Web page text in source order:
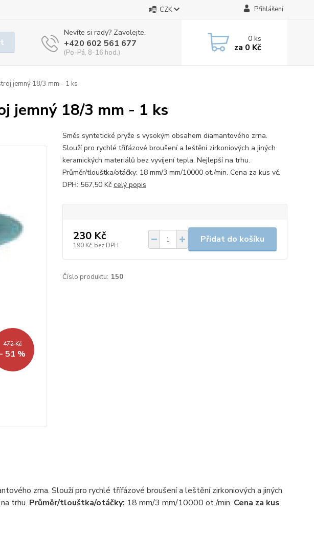
CZK Přihlášení
Nevíte si rady? Zavolejte.
+420 602 561 677
(Po-Pá, 8-16 hod.)
0ks
za 0 Kč
jemný 18/3 mm - 1 ks
jemný 18/3 mm - 1 ks
472 Kč
- 51 %
Směs syntetické pryže s vysokým obsahem diamantového zrna.
Slouží pro rychlé třífázové broušení a leštění zirkoniových a jiných
keramických materiálů bez vyvíjení tepla. Nejlepší na trhu.
Průměr/tlouštka/otáčky: 18 mm/3 mm/10000 ot./min. Cena za kus vč.
DPH: 567,50 Kč celý popis
230 Kč
190 Kč bez DPH
Přidat do košíku
Číslo produktu: 150
zrna. Slouží pro rychlé třífázové broušení a leštění zirkoniových a jiných
trhu. Průměr/tlouštka/otáčky: 18 mm/3 mm/10000 ot./min. Cena za kus